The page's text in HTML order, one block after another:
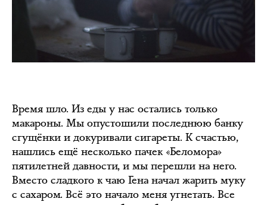
Время шло. Из еды у нас остались только
макароны. Мы опустошили последнюю банку
сгущёнки и докуривали сигареты. К счастью,
нашлись ещё несколько пачек «Беломора»
пятилетней давности, и мы перешли на него.
Вместо сладкого к чаю Гена начал жарить муку
с сахаром. Всё это начало меня угнетать. Все